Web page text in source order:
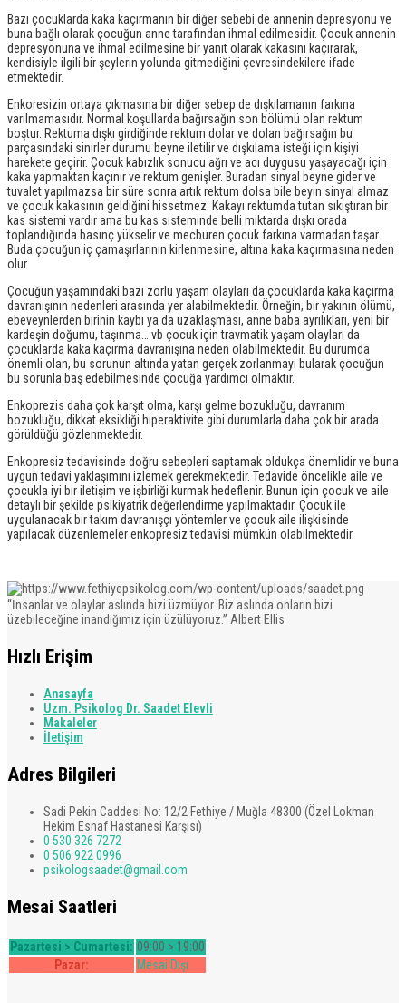
Bazı çocuklarda kaka kaçırmanın bir diğer sebebi de annenin depresyonu ve
buna bağlı olarak çocuğun anne tarafından ihmal edilmesidir. Çocuk annenin
depresyonuna ve ihmal edilmesine bir yanıt olarak kakasını kaçırarak,
kendisiyle ilgili bir şeylerin yolunda gitmediğini çevresindekilere ifade
etmektedir.
Enkoresizin ortaya çıkmasına bir diğer sebep de dışkılamanın farkına
varılmamasıdır. Normal koşullarda bağırsağın son bölümü olan rektum
boştur. Rektuma dışkı girdiğinde rektum dolar ve dolan bağırsağın bu
parçasındaki sinirler durumu beyne iletilir ve dışkılama isteği için kişiyi
harekete geçirir. Çocuk kabızlık sonucu ağrı ve acı duygusu yaşayacağı için
kaka yapmaktan kaçınır ve rektum genişler. Buradan sinyal beyne gider ve
tuvalet yapılmazsa bir süre sonra artık rektum dolsa bile beyin sinyal almaz
ve çocuk kakasının geldiğini hissetmez. Kakayı rektumda tutan sıkıştıran bir
kas sistemi vardır ama bu kas sisteminde belli miktarda dışkı orada
toplandığında basınç yükselir ve mecburen çocuk farkına varmadan taşar.
Buda çocuğun iç çamaşırlarının kirlenmesine, altına kaka kaçırmasına neden
olur
Çocuğun yaşamındaki bazı zorlu yaşam olayları da çocuklarda kaka kaçırma
davranışının nedenleri arasında yer alabilmektedir. Örneğin, bir yakının ölümü,
ebeveynlerden birinin kaybı ya da uzaklaşması, anne baba ayrılıkları, yeni bir
kardeşin doğumu, taşınma… vb çocuk için travmatik yaşam olayları da
çocuklarda kaka kaçırma davranışına neden olabilmektedir. Bu durumda
önemli olan, bu sorunun altında yatan gerçek zorlanmayı bularak çocuğun
bu sorunla baş edebilmesinde çocuğa yardımcı olmaktır.
Enkoprezis daha çok karşıt olma, karşı gelme bozukluğu, davranım
bozukluğu, dikkat eksikliği hiperaktivite gibi durumlarla daha çok bir arada
görüldüğü gözlenmektedir.
Enkopresiz tedavisinde doğru sebepleri saptamak oldukça önemlidir ve buna
uygun tedavi yaklaşımını izlemek gerekmektedir. Tedavide öncelikle aile ve
çocukla iyi bir iletişim ve işbirliği kurmak hedeflenir. Bunun için çocuk ve aile
detaylı bir şekilde psikiyatrik değerlendirme yapılmaktadır. Çocuk ile
uygulanacak bir takım davranışçı yöntemler ve çocuk aile ilişkisinde
yapılacak düzenlemeler enkopresiz tedavisi mümkün olabilmektedir.
“İnsanlar ve olaylar aslında bizi üzmüyor. Biz aslında onların bizi
üzebileceğine inandığımız için üzülüyoruz.” Albert Ellis
Hızlı Erişim
Anasayfa
Uzm. Psikolog Dr. Saadet Elevli
Makaleler
İletişim
Adres Bilgileri
Sadi Pekin Caddesi No: 12/2 Fethiye / Muğla 48300 (Özel Lokman
Hekim Esnaf Hastanesi Karşısı)
0 530 326 7272
0 506 922 0996
psikologsaadet@gmail.com
Mesai Saatleri
Pazartesi > Cumartesi: 09:00 > 19:00
Pazar:
Mesai Dışı